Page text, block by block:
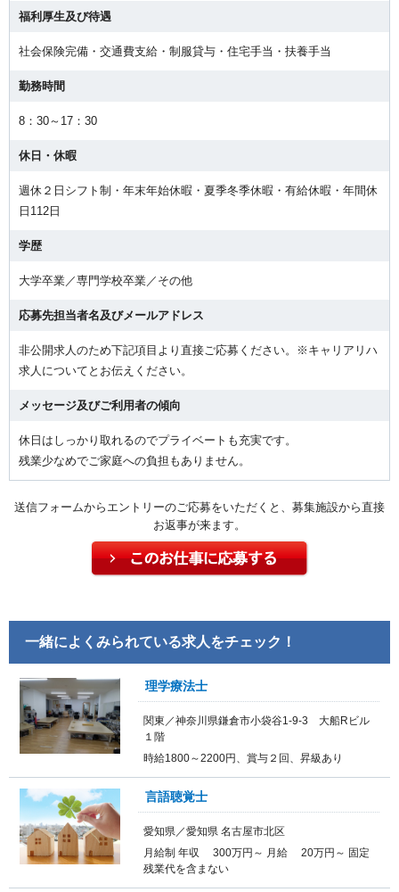
福利厚生及び待遇
社会保険完備・交通費支給・制服貸与・住宅手当・扶養手当
勤務時間
8：30～17：30
休日・休暇
週休２日シフト制・年末年始休暇・夏季冬季休暇・有給休暇・年間休
日112日
学歴
大学卒業／専門学校卒業／その他
応募先担当者名及びメールアドレス
非公開求人のため下記項目より直接ご応募ください。※キャリアリハ
求人についてとお伝えください。
メッセージ及びご利用者の傾向
休日はしっかり取れるのでプライベートも充実です。
残業少なめでご家庭への負担もありません。
送信フォームからエントリーのご応募をいただくと、募集施設から直接
お返事が来ます。
一緒によくみられている求人をチェック！
理学療法士
関東／神奈川県鎌倉市小袋谷1-9-3 大船Rビル
１階
時給1800～2200円、賞与２回、昇級あり
言語聴覚士
愛知県／愛知県 名古屋市北区
月給制 年収 300万円～ 月給 20万円～ 固定
残業代を含まない